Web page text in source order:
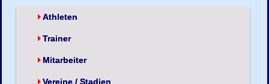
Athleten
Trainer
Mitarbeiter
Vereine / Stadien